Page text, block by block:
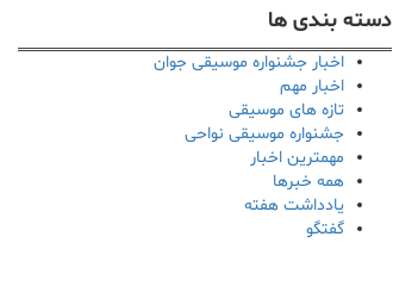
دسته بندی ها
اخبار جشنواره موسیقی جوان
اخبار مهم
تازه های موسیقی
جشنواره موسیقی نواحی
مهمترین اخبار
همه خبرها
یادداشت هفته
گفتگو